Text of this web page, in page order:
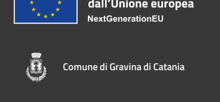
Comune di Gravina di Catania